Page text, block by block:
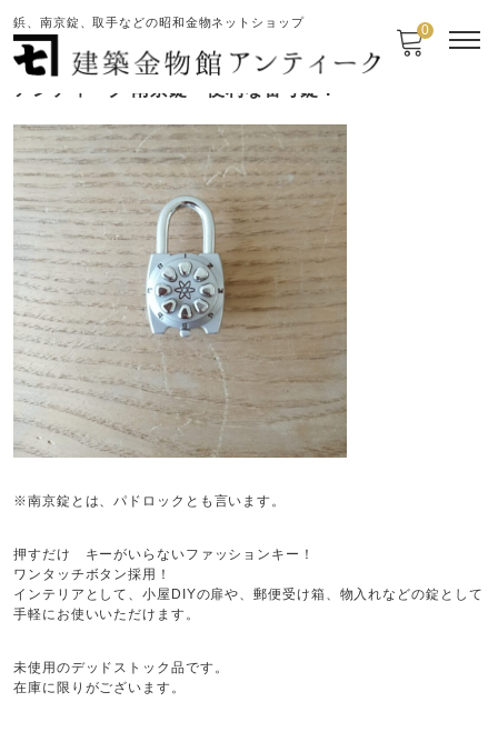
鋲、南京錠、取手などの昭和金物ネットショップ 0
アンティーク 南京錠 便利な番号錠！
※南京錠とは、パドロックとも言います。
押すだけ キーがいらないファッションキー！
ワンタッチボタン採用！
インテリアとして、小屋DIYの扉や、郵便受け箱、物入れなどの錠として
手軽にお使いいただけます。
未使用のデッドストック品です。
在庫に限りがございます。